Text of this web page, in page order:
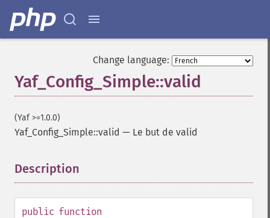
Change language:
Yaf_Config_Simple::valid
(Yaf >=1.0.0)
Yaf_Config_Simple::valid — Le but de valid
Description
public function